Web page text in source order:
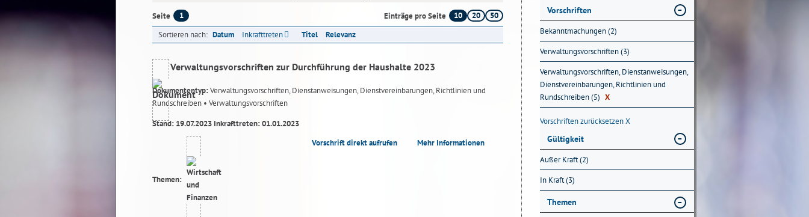
Seite 1 Einträge pro Seite 10 20
50
Sortieren nach: Datum Inkrafttreten Titel Relevanz
Verwaltungsvorschriften zur Durchführung der Haushalte 2023
Dokumententyp:Verwaltungsvorschriften, Dienstanweisungen, Dienstvereinbarungen, Richtlinien und
Rundschreiben • Verwaltungsvorschriften
Stand: 19.07.2023 Inkrafttreten: 01.01.2023
Themen:
Vorschrift direkt aufrufen Mehr Informationen
Vorschriften
Bekanntmachungen (2)
Verwaltungsvorschriften (3)
Verwaltungsvorschriften, Dienstanweisungen,
Dienstvereinbarungen, Richtlinien und
Rundschreiben (5) X
Vorschriften zurücksetzenX
Gültigkeit
Außer Kraft (2)
In Kraft (3)
Themen